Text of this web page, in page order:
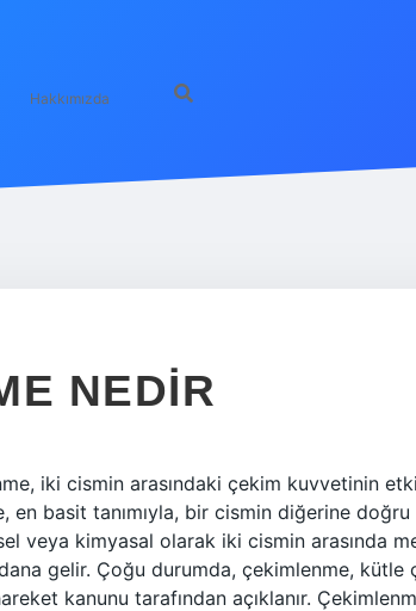
Hakkımızda
NEDIR
iki cismin arasındaki çekim kuvvetinin
en basit tanımıyla, bir cismin diğerine
veya kimyasal olarak iki cismin arasında
gelir. Çoğu durumda, çekimlenme,
kanunu tarafından açıklanır.